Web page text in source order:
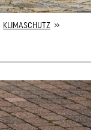
KLIMASCHUTZ »